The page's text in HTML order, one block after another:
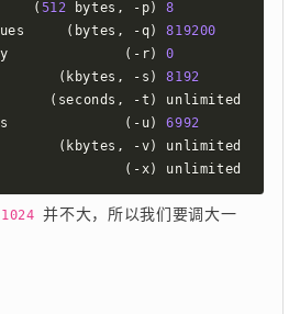
( 512 bytes, -p)
8
( bytes, -q)
819200
priority
( -r)
0
( kbytes, -s )
8192
( seconds, -t )
unlimited
( -u)
6992
( kbytes, -v)
( -x) unlimited
1024 并不大，所以我们要调大一